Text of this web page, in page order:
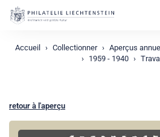
Accueil Collectionner Aperçus
1959 - 1940
retour à l'aperçu